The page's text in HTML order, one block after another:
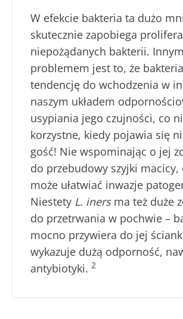
W efekcie bakteria ta dużo
skutecznie zapobiega
niepożądanych bakterii. Innym
problemem jest to, że
tendencję do wchodzenia w
naszym układem
usypiania jego czujności, co
korzystne, kiedy pojawia się
gość! Nie wspominając o jej
do przebudowy szyjki macicy,
może ułatwiać inwazje
Niestety L. inersma też duże
do przetrwania w pochwie –
mocno przywiera do jej
wykazuje dużą odporność,
antybiotyki. 2
Microbiota BioCodex
Zapoznałem się i akceptuję
i
polityka ochrony
osobowychBiocodex
* Pole obowiązkowe
BMI 20-35
Więcej
naturalny
sprzymierzeniec
mikrobioty?
Lekko musujący,
kwaskowaty i
naturalnie
bogaty w żywe
mikroorganizmy
kefir zyskuje na
popularności
wśród mi...
Dowiedz się
więcej
wspaniali
jelitowego
Jogurt,
czy skyr –
wszystkie te
wspólną
są dobre
prawie stu
Dowiedz